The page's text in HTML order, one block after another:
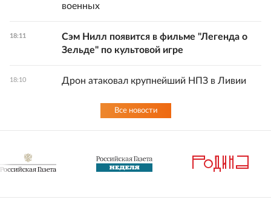
военных
18:11
Сэм Нилл появится в фильме "Легенда о
Зельде" по культовой игре
18:10 Дрон атаковал крупнейший НПЗ в Ливии
Все новости